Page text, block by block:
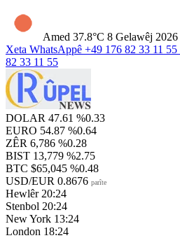
Amed 37.8°C 8 Gelawêj 2026
Xeta WhatsAppê +49 176 82 33 11 55
82 33 11 55
DOLAR 47.61 %0.33
EURO 54.87 %0.64
ZÊR 6,786 %0.28
BIST 13,779 %2.75
BTC $65,045 %0.48
USD/EUR 0.8676 parîte
Hewlêr 20:24
Stenbol 20:24
New York 13:24
London 18:24